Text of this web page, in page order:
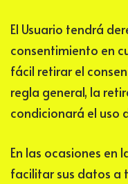
El Usuario tendrá
consentimiento en
fácil retirar el
regla general, la
condicionará el uso
En las ocasiones en
facilitar sus datos a